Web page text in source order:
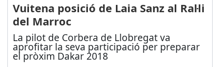
Vuitena posició de Laia Sanz al Ral·li
del Marroc
La pilot de Corbera de Llobregat va
aprofitar la seva participació per preparar
el pròxim Dakar 2018